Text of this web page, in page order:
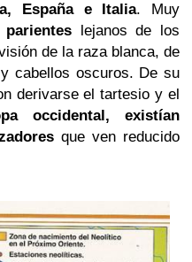
España e Italia. Muy
parientes lejanos de los
de la raza blanca, de
cabellos oscuros. De su
derivarse el tartesio y el
occidental, existían
que ven reducido